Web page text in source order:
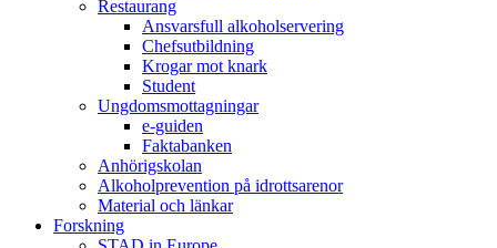
Restaurang
Ansvarsfull alkoholservering
Chefsutbildning
Krogar mot knark
Student
Ungdomsmottagningar
e-guiden
Faktabanken
Anhörigskolan
Alkoholprevention på idrottsarenor
Material och länkar
Forskning